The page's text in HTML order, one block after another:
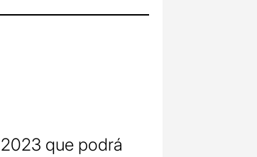
que podrá